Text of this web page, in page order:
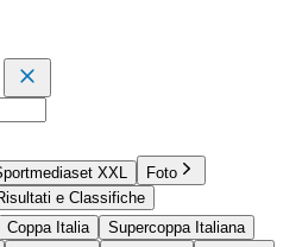
XXL
Foto
e Classifiche
Coppa Italia
Supercoppa Italiana